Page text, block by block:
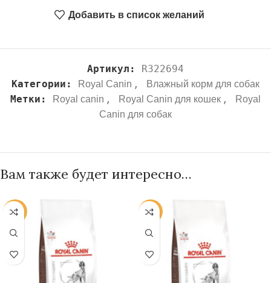
Добавить в список желаний
Артикул: R322694
Категории:
Royal Canin , Влажный корм для собак
Метки: Royal canin , Royal Canin для кошек ,
Royal
Canin для собак
Вам также будет интересно…
-25% -25%